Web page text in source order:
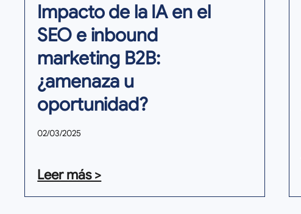
Impacto de la IA en el
SEO e inbound
marketing B2B:
¿amenaza u
oportunidad?
02/03/2025
Leer más >